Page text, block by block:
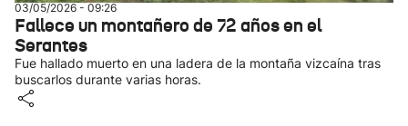
03/05/2026 - 09:26
Fallece un montañero de 72 años en el
Serantes
Fue hallado muerto en una ladera de la montaña vizcaína tras
buscarlos durante varias horas.